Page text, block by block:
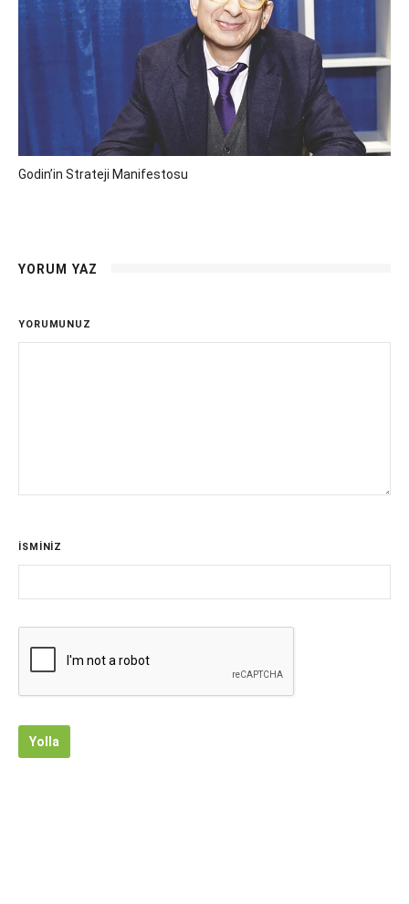
Godin’in Strateji Manifestosu
YORUM YAZ
YORUMUNUZ
İSMİNİZ
Yolla